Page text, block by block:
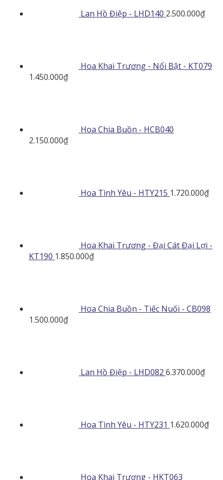
Lan Hồ Điệp - LHD140 2.500.000₫
Hoa Khai Trương - Nổi Bật - KT079
1.450.000₫
Hoa Chia Buồn - HCB040
2.150.000₫
Hoa Tình Yêu - HTY215 1.720.000₫
Hoa Khai Trương - Đại Cát Đại Lợi -
KT190 1.850.000₫
Hoa Chia Buồn - Tiếc Nuối - CB098
1.500.000₫
Lan Hồ Điệp - LHD082 6.370.000₫
Hoa Tình Yêu - HTY231 1.620.000₫
Hoa Khai Trương - HKT063